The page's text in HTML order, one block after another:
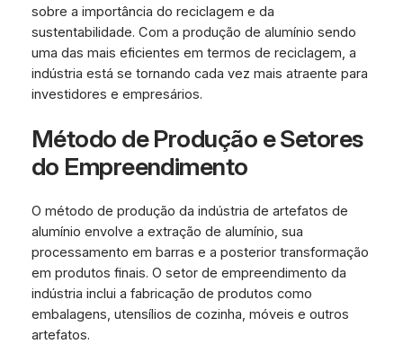
sobre a importância do reciclagem e da
sustentabilidade. Com a produção de alumínio sendo
uma das mais eficientes em termos de reciclagem, a
indústria está se tornando cada vez mais atraente para
investidores e empresários.
Método de Produção e Setores
do Empreendimento
O método de produção da indústria de artefatos de
alumínio envolve a extração de alumínio, sua
processamento em barras e a posterior transformação
em produtos finais. O setor de empreendimento da
indústria inclui a fabricação de produtos como
embalagens, utensílios de cozinha, móveis e outros
artefatos.